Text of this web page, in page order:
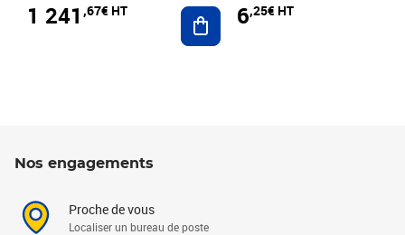
1 241 ,67€ HT Ajouter au panier
6,25€ HT
Nos engagements
Proche de vous
Localiser un bureau de poste